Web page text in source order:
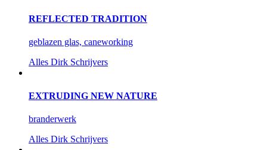
REFLECTED TRADITION
geblazen glas, caneworking
Alles Dirk Schrijvers
EXTRUDING NEW NATURE
branderwerk
Alles Dirk Schrijvers